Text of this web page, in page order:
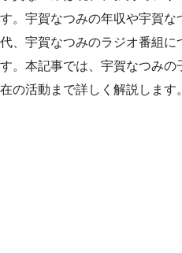
す。宇賀なつみの年収や宇賀
代、宇賀なつみのラジオ番組に
す。本記事では、宇賀なつみの
在の活動まで詳しく解説します。